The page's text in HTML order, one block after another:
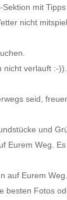
mit
nicht
verlauft :-
seid,
und
Eurem Weg.
auf Eurem Weg.
besten Fotos